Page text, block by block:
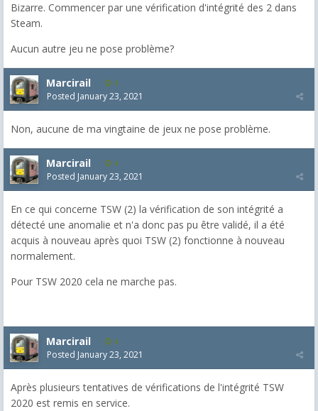
Bizarre. Commencer par une vérification d'intégrité des 2 dans
Steam.
Aucun autre jeu ne pose problème?
Marcirail 4
Posted January 23, 2021
Non, aucune de ma vingtaine de jeux ne pose problème.
Marcirail 4
Posted January 23, 2021
En ce qui concerne TSW (2) la vérification de son intégrité a
détecté une anomalie et n'a donc pas pu être validé, il a été
acquis à nouveau après quoi TSW (2) fonctionne à nouveau
normalement.
Pour TSW 2020 cela ne marche pas.
Marcirail 4
Posted January 23, 2021
Après plusieurs tentatives de vérifications de l'intégrité TSW
2020 est remis en service.